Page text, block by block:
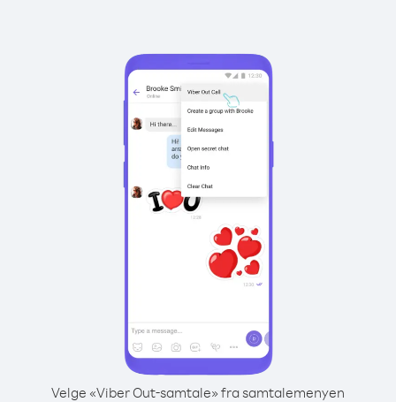
Velge «Viber Out-samtale» fra samtalemenyen